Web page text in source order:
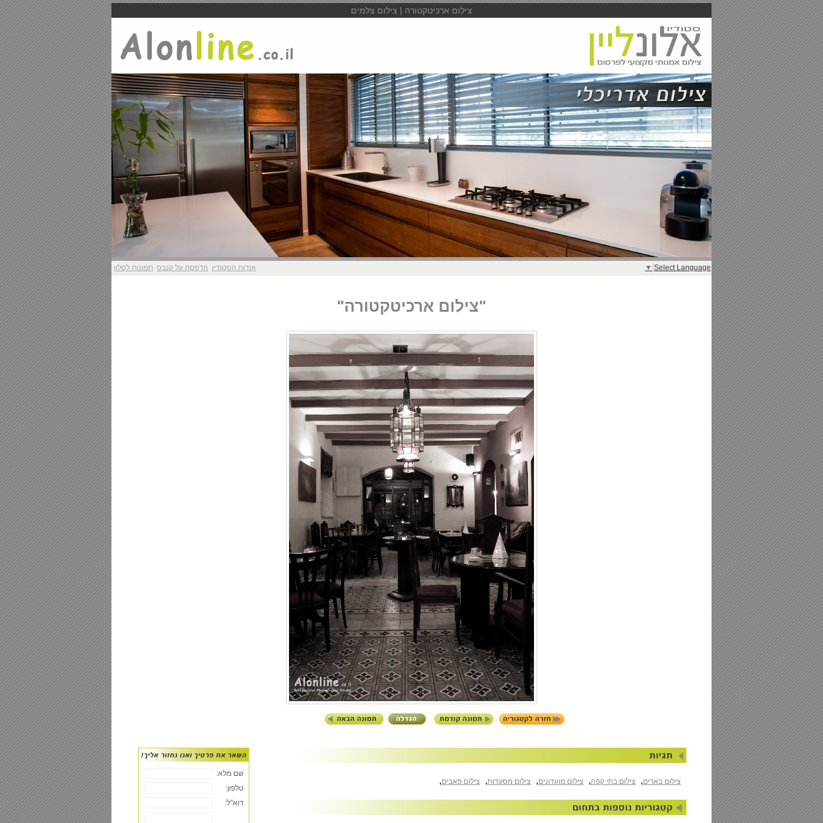
צילום ארכיטקטורה | צילום צלמים
Select Language
▼ אודות הסטודיו הדפסה על קנבס תמונות לסלון
"צילום ארכיטקטורה"
צילום בארים, צילום בתי קפה, צילום מועדונים, צילום מסעדות, צילום פאבים,